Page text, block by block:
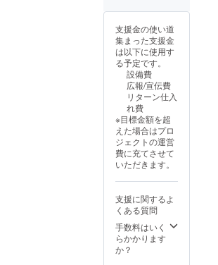
る場合
があり
ます。
パック
ス） ※
カラー
はブ
ラック
になり
ます。
※ご注文
使用材
料の供
給状
況、製
造工程
上の都
より出
荷時期
が遅れ
る場合
があり
支援金の使い道
集まった支援金
は以下に使用す
る予定です。
設備費
広報/宣伝費
リターン仕入
れ費
※目標金額を超
えた場合はプロ
ジェクトの運営
費に充てさせて
いただきます。
支援に関するよ
くある質問
手数料はいく
らかかります
か？